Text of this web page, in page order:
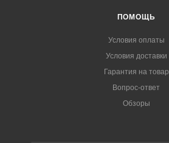
ПОМОЩЬ
Условия оплаты
Условия доставки
Гарантия на товар
Вопрос-ответ
Обзоры